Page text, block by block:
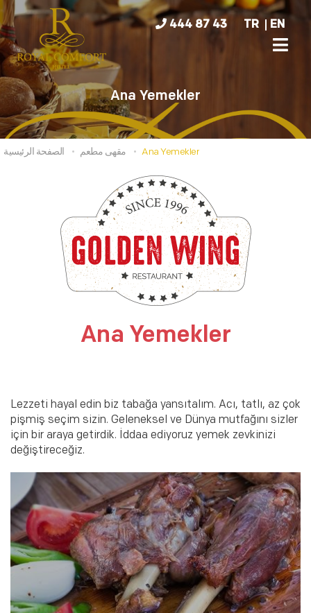
444 87 43 TR EN
Ana Yemekler
الصفحة الرئيسية مقهى مطعم Ana Yemekler
Ana Yemekler
Lezzeti hayal edin biz tabağa yansıtalım. Acı, tatlı, az çok
pişmiş seçim sizin. Geleneksel ve Dünya mutfağını sizler
için bir araya getirdik. İddaa ediyoruz yemek zevkinizi
değiştireceğiz.